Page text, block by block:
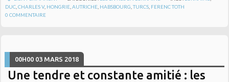
DUC ,CHARLES V, HONGRIE ,AUTRICHE HABSBOURG ,TURCS FERENC TOTH
0 COMMENTAIRE
00H00 03 MARS 2018
Une tendre et constante amitié : les